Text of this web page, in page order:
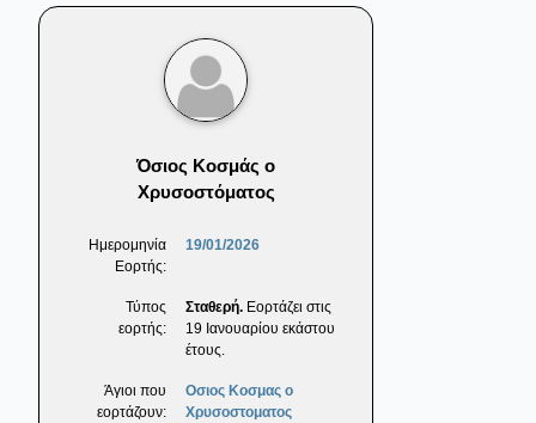
Όσιος Κοσμάς ο
Χρυσοστόματος
Ημερομηνία
Εορτής:
19/01/2026
Τύπος
εορτής:
Σταθερή. Εορτάζει στις
19 Ιανουαρίου εκάστου
έτους.
Άγιοι που
εορτάζουν:
Οσιος Κοσμας ο
Χρυσοστοματος